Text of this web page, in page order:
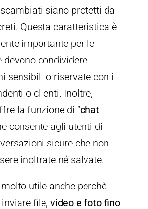
siano protetti da
Questa caratteristica è
importante per le
devono condividere
sensibili o riservate con i
o clienti. Inoltre,
la funzione di “chat
consente agli utenti di
sicure che non
inoltrate né salvate.
utile anche perchè
file, video e foto fino